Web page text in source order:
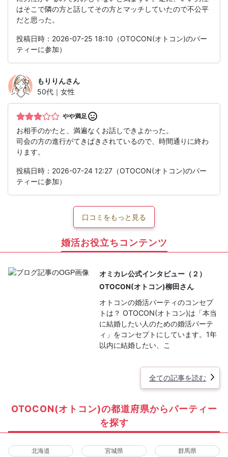
はそこで隣の方と話してその方とマッチしていたので不公平
だと思った。
投稿日時：2026-07-25 18:10（OTOCON(オトコン)のパー
ティーに参加）
もりりんさん
50代｜女性
やや満足
お相手のかたと、満遍なくお話しできよかった。
司会の方の進行がてきぱきされているので、時間通りに終わ
ります。
投稿日時：2026-07-24 12:27（OTOCON(オトコン)のパー
ティーに参加）
口コミをもっと見る
婚活お役立ちコンテンツ
オミカレ公式インタビュー（２）
OTOCON(オトコン)柳田さん
オトコンの婚活パーティのコンセプ
トは？ OTOCON(オトコン)は「本当
に結婚したい人のための婚活パーテ
ィ」をコンセプトにしています。1年
以内に結婚したい、こ
全ての記事を読む
OTOCON(オトコン)の都道府県からパーティー
を探す
北海道 宮城県 群馬県